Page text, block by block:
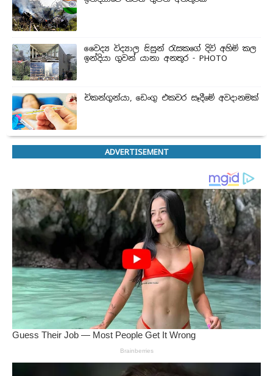
වෛද්‍ය විද්‍යාල සිසුන් ‍රැසකගේ දිවි අහිමි කල
ඉන්දියා ගුවන් යානා අනතුර - PHOTO
චිකන්ගුන්යා, ඩෙංගු එකවර සෑදීමේ අවදානමක්
ADVERTISEMENT